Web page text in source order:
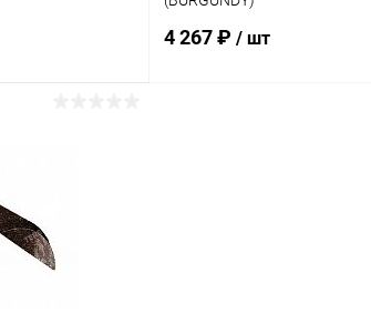
Под заказ
4 267 ₽ / шт